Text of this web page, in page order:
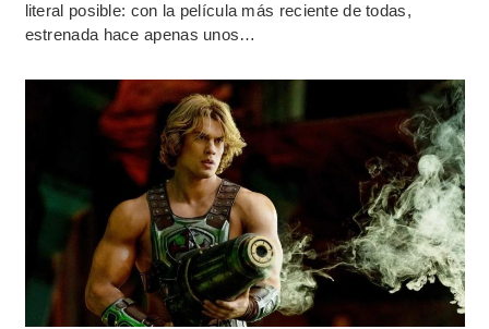
literal posible: con la película más reciente de todas,
estrenada hace apenas unos…